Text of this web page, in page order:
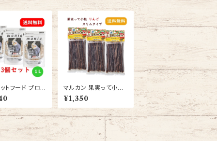
トフード プロシ
用 マニア（man
インコ 1L イン
3個セット 送料
マルカン 果実って小枝
スリムタイプ りんご 3個
セット
¥1,350